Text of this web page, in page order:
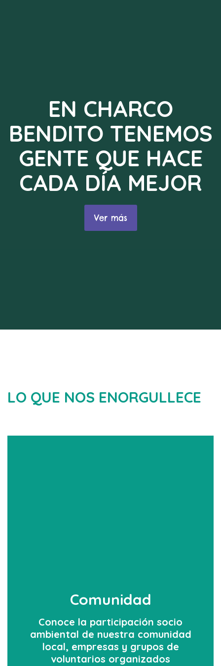
EN CHARCO
BENDITO TENEMOS
GENTE QUE HACE
CADA DÍA MEJOR
Ver más
LO QUE NOS ENORGULLECE
Comunidad
Conoce la participación socio
ambiental de nuestra comunidad
local, empresas y grupos de
voluntarios organizados